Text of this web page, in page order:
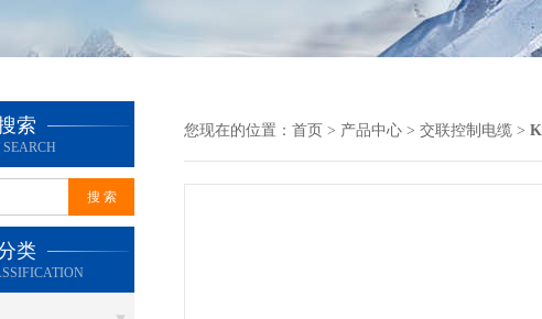
索
类
您现在的位置： 首页 > 产品中心 > 交联控制电缆 >